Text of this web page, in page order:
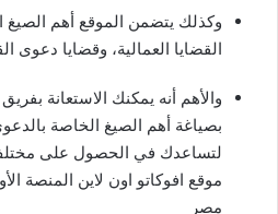
وكذلك يتضمن الموقع أهم الصيغ
القضايا العمالية، وقضايا دعوى
والأهم أنه يمكنك الاستعانة
بصياغة أهم الصيغ الخاصة
لتساعدك في الحصول على
موقع افوكاتو اون لاين المنصة
مصر